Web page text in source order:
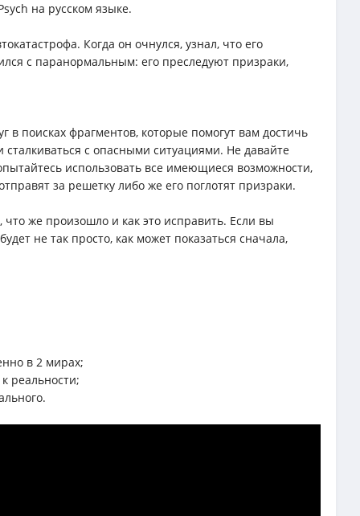
на русском языке.
Когда он очнулся, узнал, что его
с паранормальным: его преследуют призраки,
поисках фрагментов, которые помогут вам достичь
с опасными ситуациями. Не давайте
использовать все имеющиеся возможности,
за решетку либо же его поглотят призраки.
что же произошло и как это исправить. Если вы
не так просто, как может показаться сначала,
в 2 мирах;
реальности;